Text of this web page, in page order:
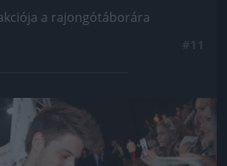
a rajongótáborára
Jön még kép!